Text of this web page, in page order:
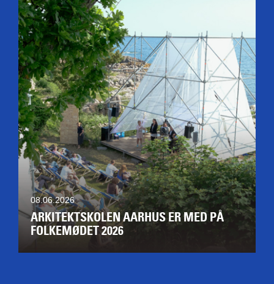
08.06.2026
ARKITEKTSKOLEN AARHUS ER MED PÅ
FOLKEMØDET 2026